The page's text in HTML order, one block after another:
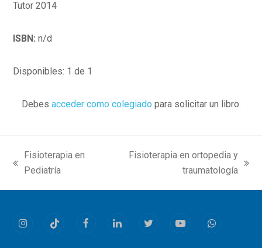
Tutor 2014
ISBN: n/d
Disponibles: 1 de 1
Debes acceder como colegiado para solicitar un libro.
previous
Fisioterapia en
Pediatría
Fisioterapia en ortopedia y
traumatología
InstagramTiktok FacebookLinkedInTwitterYoutubeWhatsapp